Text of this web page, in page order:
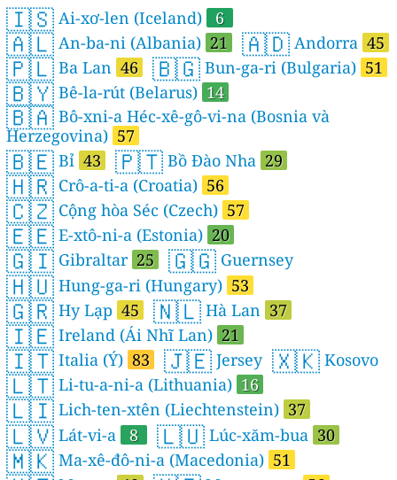
🇮🇸 Ai-xơ-len (Iceland) 6
🇦🇱 An-ba-ni (Albania) 21 🇦🇩 Andorra 45
🇵🇱 Ba Lan 46 🇧🇬 Bun-ga-ri (Bulgaria) 51
🇧🇾 Bê-la-rút (Belarus) 14
🇧🇦 Bô-xni-a Héc-xê-gô-vi-na (Bosnia và
Herzegovina) 57
🇧🇪 Bỉ 43 🇵🇹 Bồ Đào Nha 29
🇭🇷 Crô-a-ti-a (Croatia) 56
🇨🇿 Cộng hòa Séc (Czech) 57
🇪🇪 E-xtô-ni-a (Estonia) 20
🇬🇮 Gibraltar 25 🇬🇬 Guernsey
🇭🇺 Hung-ga-ri (Hungary) 53
🇬🇷 Hy Lạp 45 🇳🇱 Hà Lan 37
🇮🇪 Ireland (Ái Nhĩ Lan) 21
🇮🇹 Italia (Ý) 83 🇯🇪 Jersey 🇽🇰 Kosovo
🇱🇹 Li-tu-a-ni-a (Lithuania) 16
🇱🇮 Lich-ten-xtên (Liechtenstein) 37
🇱🇻 Lát-vi-a 8 🇱🇺 Lúc-xăm-bua 30
🇲🇰 Ma-xê-đô-ni-a (Macedonia) 51